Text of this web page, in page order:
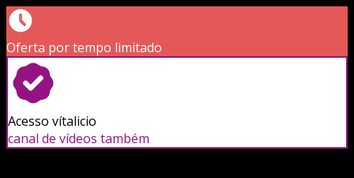
Oferta por tempo limitado
Acesso vítalicio
canal de vídeos também